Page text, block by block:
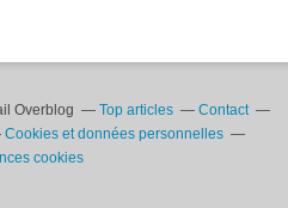
Overblog Top articles
Contact
Cookies et données personnelles
cookies